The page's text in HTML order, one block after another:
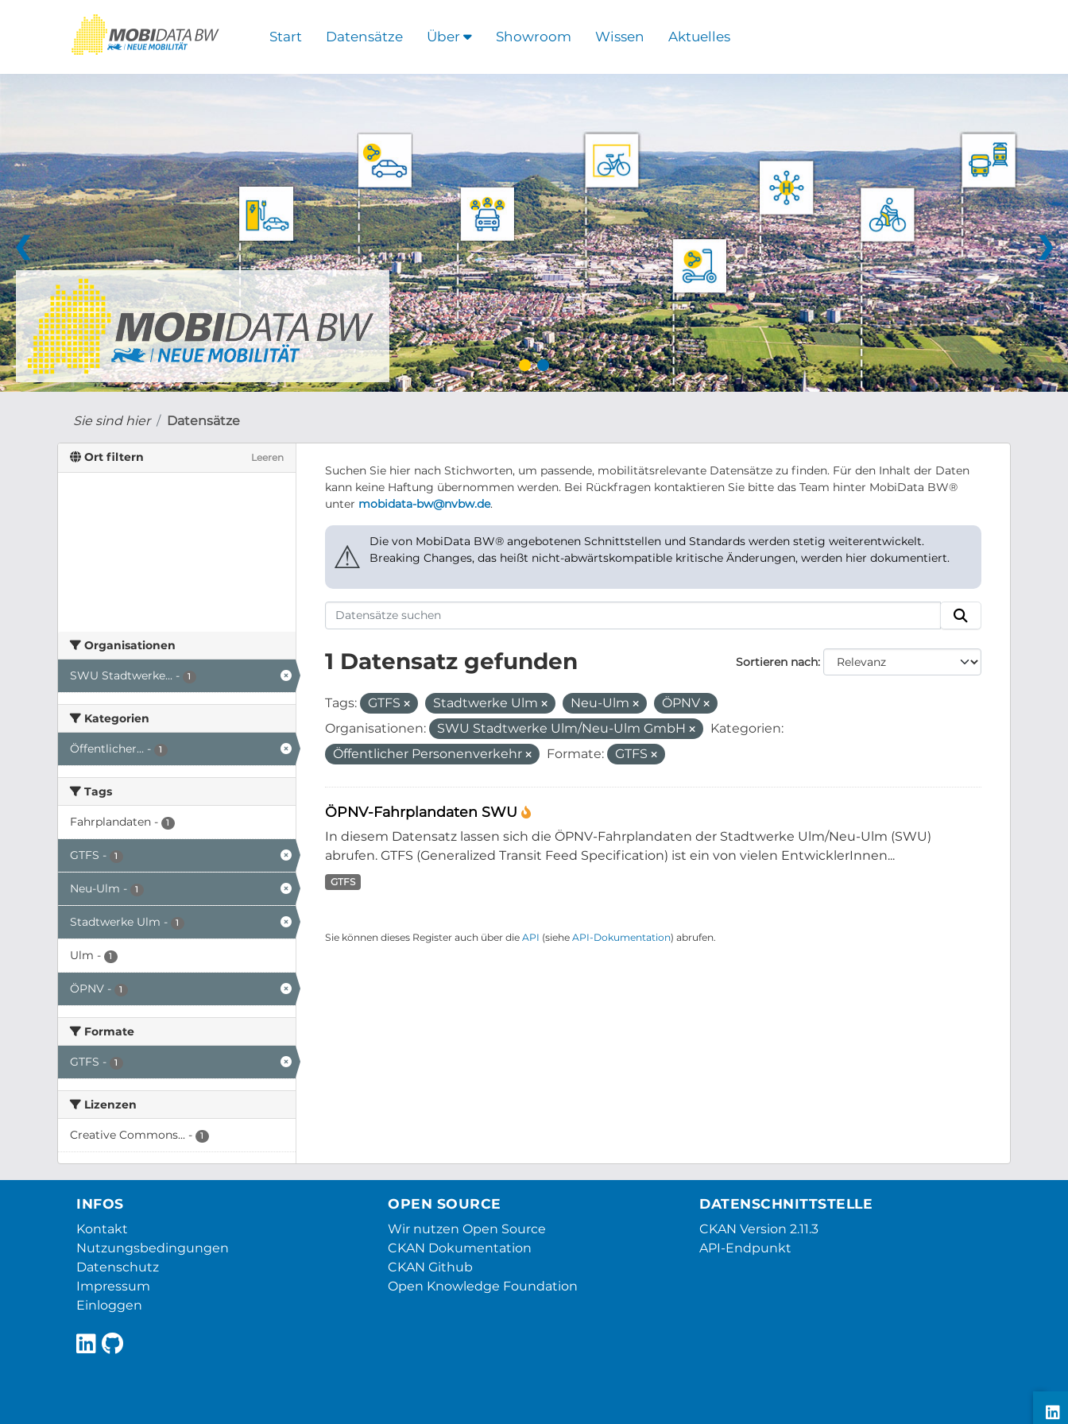
Start Datensätze Über Showroom Wissen Aktuelles
❮ ❯
Sie sind hier Datensätze
Ort filtern Leeren
Organisationen
SWU Stadtwerke... - 1
Kategorien
Öffentlicher... - 1
Tags
Fahrplandaten - 1
GTFS - 1
Neu-Ulm - 1
Stadtwerke Ulm - 1
Ulm - 1
ÖPNV - 1
Formate
GTFS - 1
Lizenzen
Creative Commons... - 1
Suchen Sie hier nach Stichworten, um passende, mobilitätsrelevante Datensätze zu finden. Für den Inhalt der Daten
kann keine Haftung übernommen werden. Bei Rückfragen kontaktieren Sie bitte das Team hinter MobiData BW®
unter mobidata-bw@nvbw.de.
⚠
Die von MobiData BW® angebotenen Schnittstellen und Standards werden stetig weiterentwickelt.
Breaking Changes, das heißt nicht-abwärtskompatible kritische Änderungen, werden hier dokumentiert.
Sortieren nach
1 Datensatz gefunden
Tags: GTFS Stadtwerke Ulm Neu-Ulm
ÖPNV
Organisationen:
SWU Stadtwerke Ulm/Neu-Ulm GmbH
Kategorien:
Öffentlicher Personenverkehr
Formate: GTFS
ÖPNV-Fahrplandaten SWU
In diesem Datensatz lassen sich die ÖPNV-Fahrplandaten der Stadtwerke Ulm/Neu-Ulm (SWU)
abrufen. GTFS (Generalized Transit Feed Specification) ist ein von vielen EntwicklerInnen...
GTFS
Sie können dieses Register auch über die API (siehe API-Dokumentation) abrufen.
INFOS
Kontakt
Nutzungsbedingungen
Datenschutz
Impressum
Einloggen
OPEN SOURCE
Wir nutzen Open Source
CKAN Dokumentation
CKAN Github
Open Knowledge Foundation
DATENSCHNITTSTELLE
CKAN Version 2.11.3
API-Endpunkt